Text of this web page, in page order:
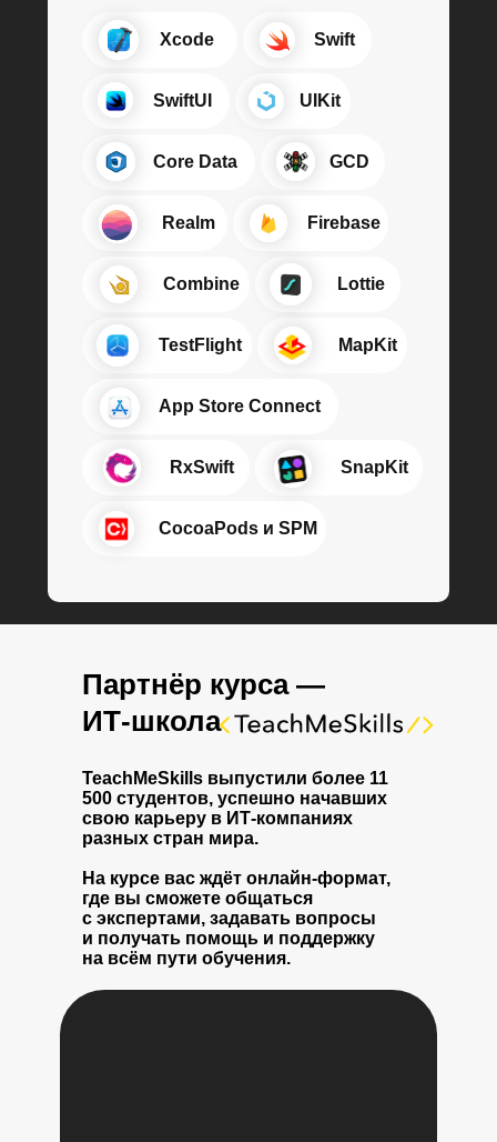
⠀⠀⠀⠀Xcode
⠀⠀⠀⠀Core Data
⠀⠀⠀⠀⠀Realm
⠀⠀⠀⠀Swift
⠀⠀⠀⠀SwiftUI ⠀⠀⠀⠀UIKit
⠀⠀⠀⠀⠀CocoaPods и SPM
⠀⠀⠀⠀⠀Firebase
⠀⠀⠀⠀⠀ Combine
⠀⠀⠀⠀⠀ RxSwift ⠀⠀⠀⠀⠀ SnapKit
⠀⠀⠀⠀⠀ MapKit
⠀⠀⠀⠀⠀Lottie
⠀⠀⠀⠀⠀TestFlight
⠀⠀⠀⠀ App Store Connect
⠀⠀⠀⠀GCD
TeachMeSkills выпустили более 11
500 студентов, успешно начавших
свою карьеру в ИТ-компаниях
разных стран мира.
На курсе вас ждёт онлайн-формат,
где вы сможете общаться
с экспертами, задавать вопросы
и получать помощь и поддержку
на всём пути обучения.
Партнёр курса —
ИТ-школа